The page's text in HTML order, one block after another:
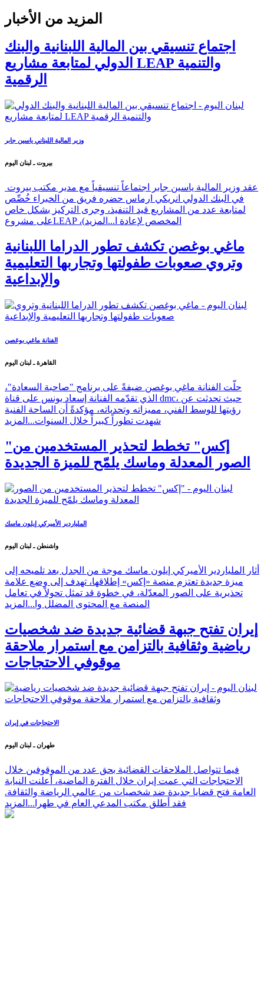
المزيد من الأخبار
اجتماع تنسيقي بين المالية اللبنانية والبنك
الدولي لمتابعة مشاريع LEAP والتنمية
الرقمية
وزير المالية اللبناني ياسين جابر
بيروت ـ لبنان اليوم
في البنك الدولي انريكي ارماس حضره فريق من الخبراء خُصِّص
لمتابعة عدد من المشاريع قيد التنفيذ، وجرى التركيز بشكل خاص
على مشروعLEAP ،(المخصص لإعادة ا... المزيد
ماغي بوغصن تكشف تطور الدراما اللبنانية
وتروي صعوبات طفولتها وتجاربها التعليمية
والإبداعية
الفنانة ماغي بوغصن
القاهرة ـ لبنان اليوم
حلّت الفنانة ماغي بوغصن ضيفةً على برنامج "صاحبة السعادة"،
الذي تقدّمه الفنانة إسعاد يونس على قناة dmc، حيث تحدثت عن
رؤيتها للوسط الفني، مميزاته وتحدياته، مؤكدةً أن الساحة الفنية
شهدت تطوراً كبيراً خلال السنوات... المزيد
"إكس" تخطط لتحذير المستخدمين من
الصور المعدلة وماسك يلمّح للميزة الجديدة
الملياردير الأميركي إيلون ماسك
واشنطن ـ لبنان اليوم
أثار الملياردير الأميركي إيلون ماسك موجة من الجدل بعد تلميحه إلى
ميزة جديدة تعتزم منصة «إكس» إطلاقها، تهدف إلى وضع علامة
تحذيرية على الصور المعدّلة، في خطوة قد تمثل تحولاً في تعامل
المنصة مع المحتوى المضلل وا... المزيد
إيران تفتح جبهة قضائية جديدة ضد شخصيات
رياضية وثقافية بالتزامن مع استمرار ملاحقة
موقوفي الاحتجاجات
الاحتجاجات في إيران
طهران ـ لبنان اليوم
فيما تتواصل الملاحقات القضائية بحق عدد من الموقوفين خلال
الاحتجاجات التي عمت إيران خلال الفترة الماضية، أعلنت النيابة
العامة فتح قضايا جديدة ضد شخصيات من عالمي الرياضة والثقافة.
فقد أطلق مكتب المدعي العام في طهرا... المزيد